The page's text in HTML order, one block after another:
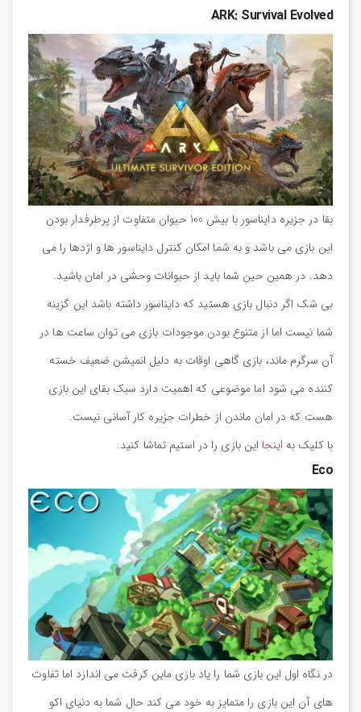
ARK: Survival Evolved
بقا در جزیره دایناسور با بیش 100 حیوان متفاوت از پرطرفدار بودن
این بازی می باشد و به شما امکان کنترل دایناسور ها و اژدها را می
دهد. در همین حین شما باید از حیوانات وحشی در امان باشید.
بی شک اگر دنبال بازی هستید که دایناسور داشته باشد این گزینه
شما نیست اما از متنوع بودن موجودات بازی می توان ساعت ها در
آن سرگرم ماند، بازی گاهی اوقات به دلیل انمیشن ضعیف خسته
کننده می شود اما موضوعی که اهمیت دارد سبک بقای این بازی
هست که در امان ماندن از خطرات جزیره کار آسانی نیست.
با کلیک به اینجا این بازی را در استیم تماشا کنید.
Eco
در نگاه اول این بازی شما را یاد بازی ماین کرفت می اندازد اما تفاوت
های آن این بازی را متمایز به خود می کند حال شما به دنیای اکو